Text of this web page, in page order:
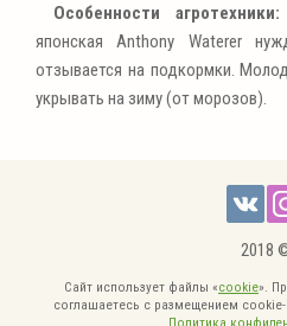
Особенности агротехники:
японская Anthony Waterer
отзывается на подкормки.
укрывать на зиму (от морозов).
2018
Сайт использует файлы «cookie».
соглашаетесь с размещением
Политика